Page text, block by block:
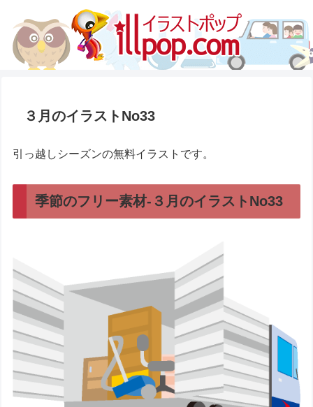
３月のイラストNo33
引っ越しシーズンの無料イラストです。
季節のフリー素材-３月のイラストNo33